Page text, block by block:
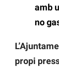
amb
no
propi